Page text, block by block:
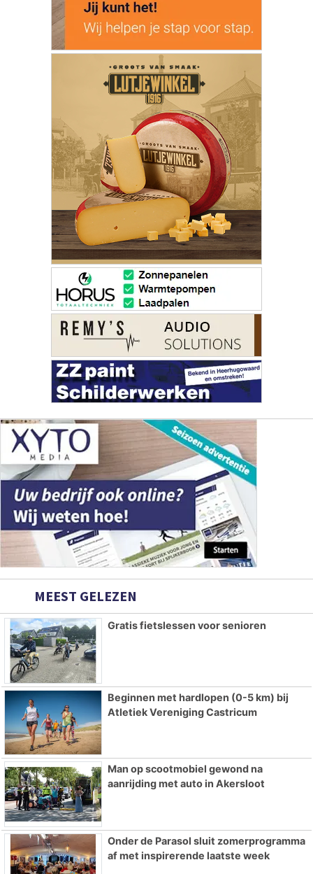
MEEST GELEZEN
Gratis fietslessen voor senioren
Beginnen met hardlopen (0-5 km) bij
Atletiek Vereniging Castricum
Man op scootmobiel gewond na
aanrijding met auto in Akersloot
Onder de Parasol sluit zomerprogramma
af met inspirerende laatste week